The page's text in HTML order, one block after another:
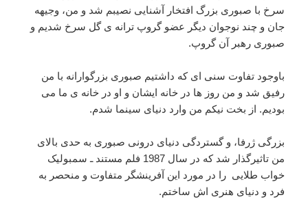
سرخ با صبوری بزرگ افتخار آشنایی نصیبم شد و من، وجیهه
جان و چند نوجوان دیگر عضو گروپ ترانه ی گل سرخ شدیم و
صبوری رهبر آن گروپ.
باوجود تفاوت سنی ای که داشتیم صبوری بزرگوارانه با من
رفیق شد و من روز ها در خانه ایشان و او در خانه ی ما می
بودیم. از بخت نیکم من وارد دنیای سینما شدم.
بزرگی ژرفا، و گستردگی دنیای درونی صبوری به حدی بالای
من تاثیرگذار شد که در سال 1987 فلم مستند ـ سمبولیک
خواب طلایی را در مورد این آفرینشگر متفاوت و منحصر به
فرد و دنیای هنری اش ساختم.